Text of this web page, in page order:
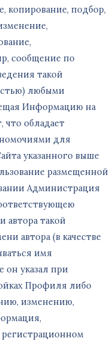
копирование, подбор,
сообщение по
такой
любыми
Информацию на
что обладает
для
указанного выше
размещенной
Администрация
автора такой
автора (в качестве
имя
он указал при
Профиля либо
изменению,
регистрационном